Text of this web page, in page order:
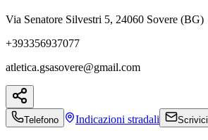
Via Senatore Silvestri 5, 24060 Sovere (BG)
+393356937077
atletica.gsasovere@gmail.com
Telefono Indicazioni stradali Scrivici